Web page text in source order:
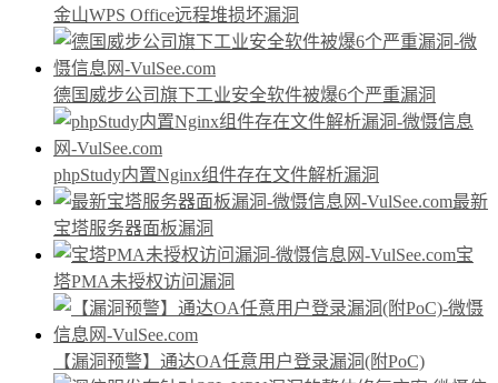
金山WPS Office远程堆损坏漏洞
德国威步公司旗下工业安全软件被爆6个严重漏洞
phpStudy内置Nginx组件存在文件解析漏洞
最新
宝塔服务器面板漏洞
宝
塔PMA未授权访问漏洞
【漏洞预警】通达OA任意用户登录漏洞(附PoC)